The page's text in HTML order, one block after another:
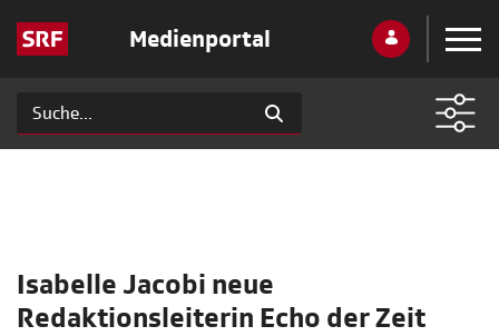
Medienportal
Isabelle Jacobi neue
Redaktionsleiterin Echo der Zeit